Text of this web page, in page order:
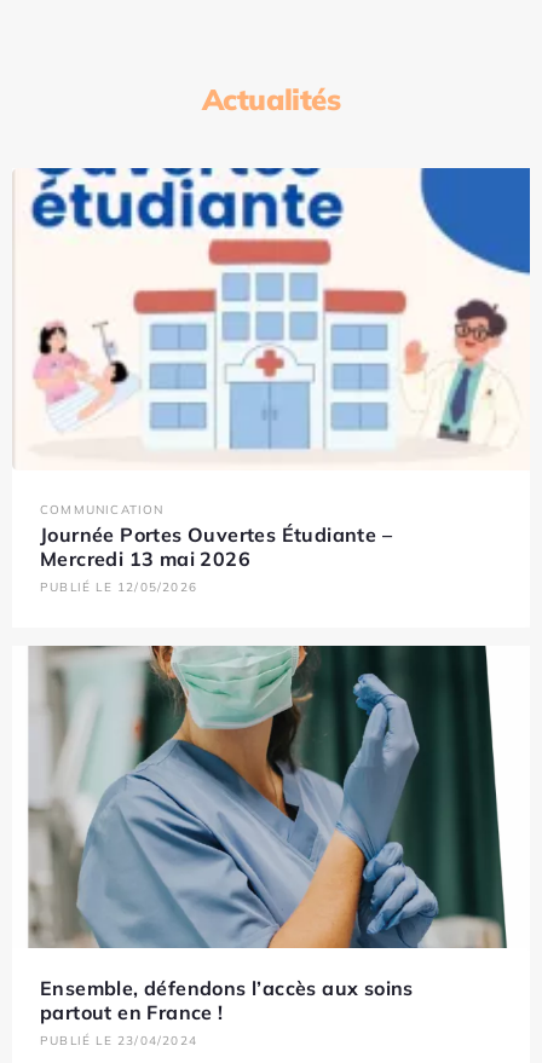
Actualités
COMMUNICATION
Journée Portes Ouvertes Étudiante –
Mercredi 13 mai 2026
PUBLIÉ LE 12/05/2026
Ensemble, défendons l’accès aux soins
partout en France !
PUBLIÉ LE 23/04/2024